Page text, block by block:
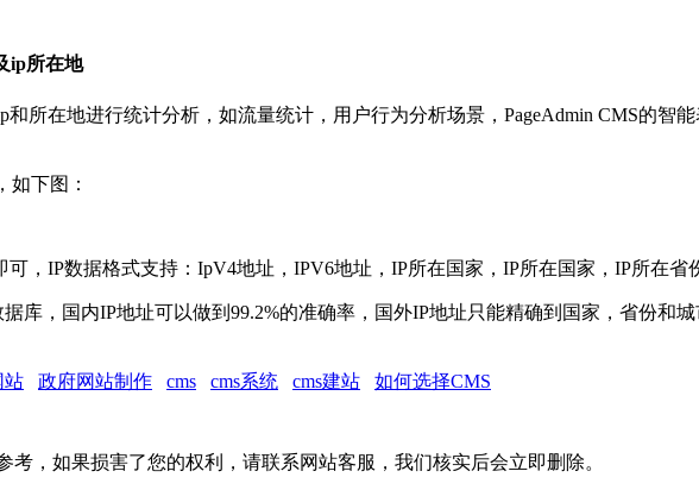
ip所在地
所在地进行统计分析，如流量统计，用户行为分析场景，PageAdmin CMS的智
如下图：
，IP数据格式支持：IpV4地址，IPV6地址，IP所在国家，IP所在国家，IP所在
库，国内IP地址可以做到99.2%的准确率，国外IP地址只能精确到国家，省份和
站 政府网站制作 cms cms系统 cms建站 如何选择CMS
，如果损害了您的权利，请联系网站客服，我们核实后会立即删除。